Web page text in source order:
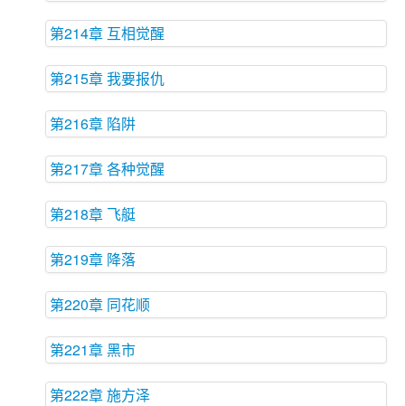
第214章 互相觉醒
第215章 我要报仇
第216章 陷阱
第217章 各种觉醒
第218章 飞艇
第219章 降落
第220章 同花顺
第221章 黑市
第222章 施方泽